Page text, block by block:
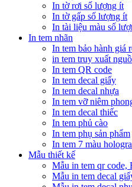
In tờ rơi số lượng ít
In tờ gấp số lượng ít
In tài liệu màu số
In tem nhãn
In tem bảo hành giá
in tem truy xuất
In tem QR code
In tem decal giấy
In tem decal nhựa
In tem vỡ niêm
In tem decal thiếc
In tem phủ cào
In tem phụ sản phẩm
In tem 7 màu
Mẫu thiết kế
Mẫu in tem qr code,
Mẫu in tem decal